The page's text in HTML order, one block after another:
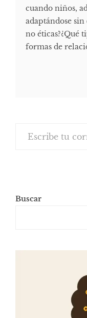
cuando niños,
adaptándose
no éticas?¿Qué
formas de
Buscar